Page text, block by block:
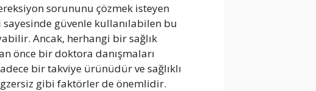
sorununu çözmek isteyen
güvenle kullanılabilen bu
Ancak, herhangi bir sağlık
önce bir doktora danışmaları
bir takviye ürünüdür ve sağlıklı
gibi faktörler de önemlidir.